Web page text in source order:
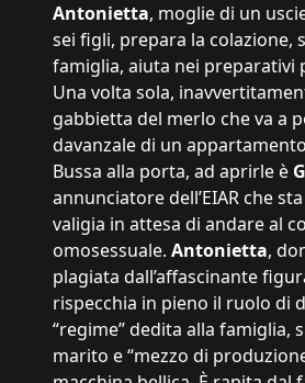
Antonietta, moglie di un
sei figli, prepara la colazione,
famiglia, aiuta nei preparativi
Una volta sola,
gabbietta del merlo che va a
davanzale di un
Bussa alla porta, ad aprirle è
annunciatore dell’EIAR che
valigia in attesa di andare al
omosessuale. Antonietta,
plagiata dall’affascinante
rispecchia in pieno il ruolo di
“regime” dedita alla famiglia,
marito e “mezzo di